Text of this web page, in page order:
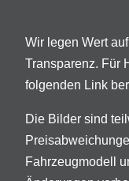
Wir legen Wert
Transparenz. Für
folgenden Link
Die Bilder sind
Fahrzeugmodell